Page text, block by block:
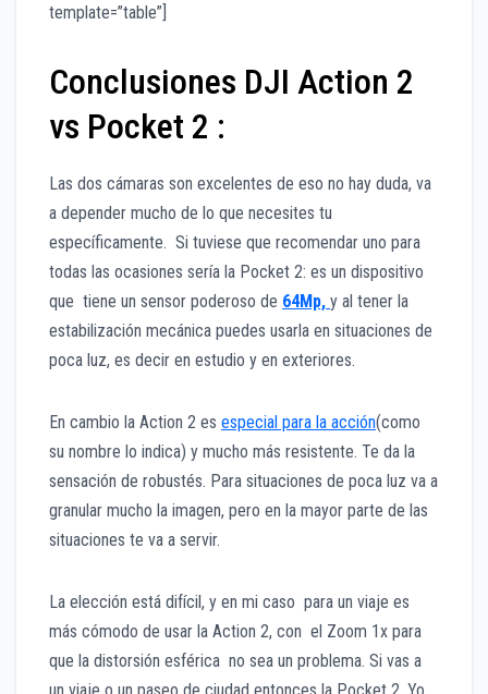
template=”table”]
Conclusiones DJI Action 2
vs Pocket 2 :
Las dos cámaras son excelentes de eso no hay duda, va
a depender mucho de lo que necesites tu
específicamente. Si tuviese que recomendar uno para
todas las ocasiones sería la Pocket 2: es un dispositivo
que tiene un sensor poderoso de 64Mp, y al tener la
estabilización mecánica puedes usarla en situaciones de
poca luz, es decir en estudio y en exteriores.
En cambio la Action 2 es especial para la acción(como
su nombre lo indica) y mucho más resistente. Te da la
sensación de robustés. Para situaciones de poca luz va a
granular mucho la imagen, pero en la mayor parte de las
situaciones te va a servir.
La elección está difícil, y en mi caso para un viaje es
más cómodo de usar la Action 2, con el Zoom 1x para
que la distorsión esférica no sea un problema. Si vas a